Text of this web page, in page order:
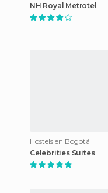
NH Royal Metrotel
Hostels en Bogotá
Celebrities Suites